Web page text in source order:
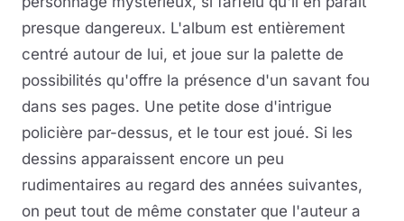
presque dangereux. L'album est entièrement
centré autour de lui, et joue sur la palette de
possibilités qu'offre la présence d'un savant fou
dans ses pages. Une petite dose d'intrigue
policière par-dessus, et le tour est joué. Si les
dessins apparaissent encore un peu
rudimentaires au regard des années suivantes,
on peut tout de même constater que l'auteur a